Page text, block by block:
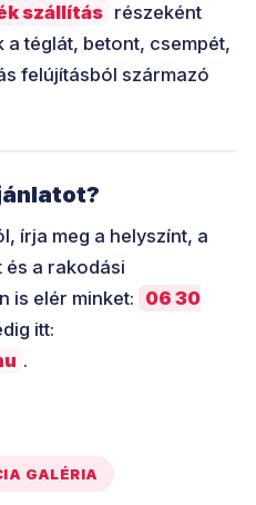
szállítás részeként
téglát, betont, csempét,
felújításból származó
írja meg a helyszínt, a
és a rakodási
is elér minket: 06 30
itt:
.
GALÉRIA